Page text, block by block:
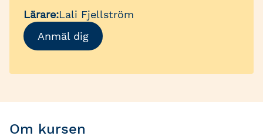
Lärare:Lali Fjellström
Anmäl dig
Om kursen